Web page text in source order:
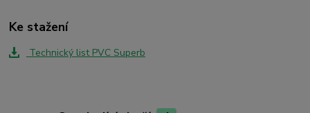
Ke stažení
Technický list PVC Superb